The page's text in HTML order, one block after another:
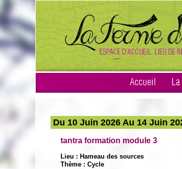
Accueil
Du 10 Juin 2026 Au 14 Juin
tantra formation module 3
Lieu : Hameau des sources
Thème : Cycle